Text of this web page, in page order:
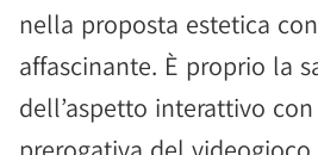
nella proposta estetica
affascinante. È proprio la
dell’aspetto interattivo